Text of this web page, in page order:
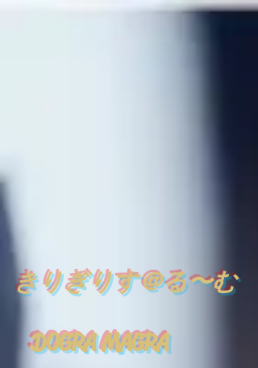
きりぎりす＠る〜む
DOGRA MAGRA